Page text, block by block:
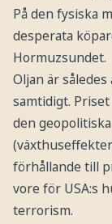
På den fysiska
desperata
Hormuzsundet.
Oljan är
samtidigt.
den
förhållande till
vore för USA:s
terrorism.